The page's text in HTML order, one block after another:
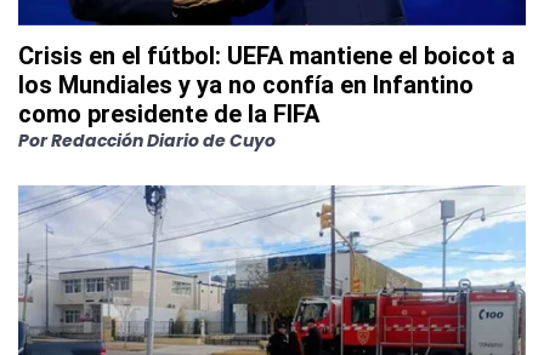
Crisis en el fútbol: UEFA mantiene el boicot a
los Mundiales y ya no confía en Infantino
como presidente de la FIFA
PorRedacción Diario de Cuyo